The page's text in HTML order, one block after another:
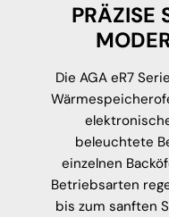
PRÄZISE
Die AGA eR7
beleuchtete
einzelnen
Betriebsarten
bis zum sanften